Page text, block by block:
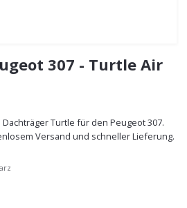
307 - Turtle Air
Turtle für den Peugeot 307.
Versand und schneller Lieferung.